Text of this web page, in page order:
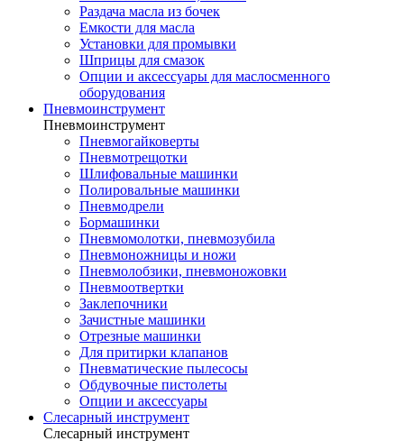
Раздача масла из бочек
Емкости для масла
Установки для промывки
Шприцы для смазок
Опции и аксессуары для маслосменного
оборудования
Пневмоинструмент
Пневмоинструмент
Пневмогайковерты
Пневмотрещотки
Шлифовальные машинки
Полировальные машинки
Пневмодрели
Бормашинки
Пневмомолотки, пневмозубила
Пневмоножницы и ножи
Пневмолобзики, пневмоножовки
Пневмоотвертки
Заклепочники
Зачистные машинки
Отрезные машинки
Для притирки клапанов
Пневматические пылесосы
Обдувочные пистолеты
Опции и аксессуары
Слесарный инструмент
Слесарный инструмент